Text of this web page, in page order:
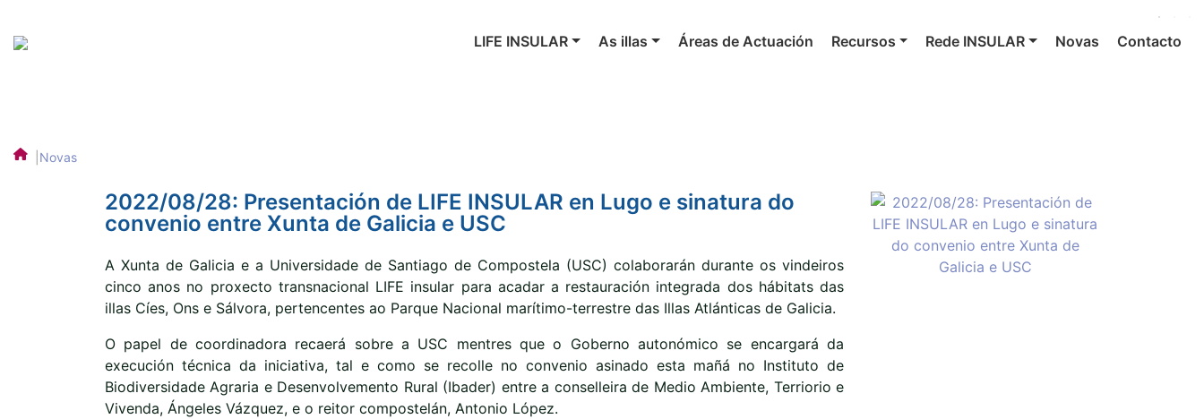
LIFE INSULAR As illas Áreas de Actuación Recursos Rede INSULAR Novas Contacto
Novas
2022/08/28: Presentación de LIFE INSULAR en Lugo e sinatura do
convenio entre Xunta de Galicia e USC
A Xunta de Galicia e a Universidade de Santiago de Compostela (USC) colaborarán durante os vindeiros
cinco anos no proxecto transnacional LIFE insular para acadar a restauración integrada dos hábitats das
illas Cíes, Ons e Sálvora, pertencentes ao Parque Nacional marítimo-terrestre das Illas Atlánticas de Galicia.
O papel de coordinadora recaerá sobre a USC mentres que o Goberno autonómico se encargará da
execución técnica da iniciativa, tal e como se recolle no convenio asinado esta mañá no Instituto de
Biodiversidade Agraria e Desenvolvemento Rural (Ibader) entre a conselleira de Medio Ambiente, Terriorio e
Vivenda, Ángeles Vázquez, e o reitor compostelán, Antonio López.